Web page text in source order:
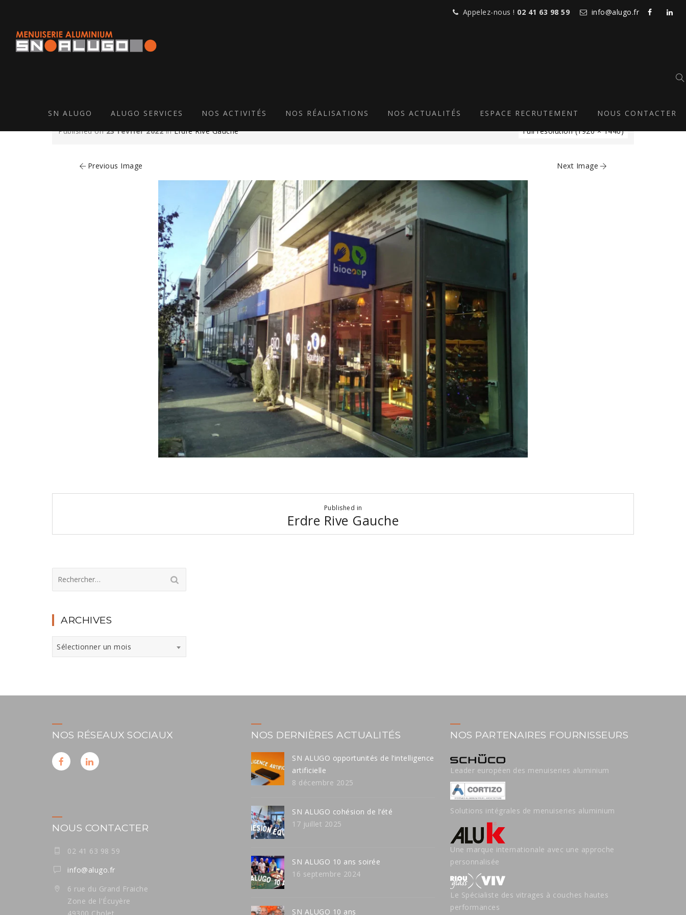
Appelez-nous ! 02 41 63 98 59 info@alugo.fr
SN ALUGO ALUGO SERVICES NOS ACTIVITÉS NOS RÉALISATIONS NOS ACTUALITÉS ESPACE RECRUTEMENT NOUS CONTACTER
Published on23 février 2022inErdre Rive Gauche Full resolution (1920 × 1440)
Previous Image Next Image
l’article
Published in
Erdre Rive Gauche
ARCHIVES
Archives
Sélectionner un mois
NOS RÉSEAUX SOCIAUX
NOUS CONTACTER
02 41 63 98 59
info@alugo.fr
6 rue du Grand Fraiche
Zone de l'Écuyère
NOS DERNIÈRES ACTUALITÉS
SN ALUGO opportunités de l’intelligence
artificielle
8 décembre 2025
SN ALUGO cohésion de l’été
17 juillet 2025
SN ALUGO 10 ans soirée
16 septembre 2024
SN ALUGO 10 ans
NOS PARTENAIRES FOURNISSEURS
Leader européen des menuiseries aluminium
Solutions intégrales de menuiseries aluminium
Une marque internationale avec une approche
personnalisée
Le Spécialiste des vitrages à couches hautes
performances